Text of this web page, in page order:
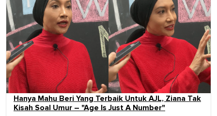
Hanya Mahu Beri Yang Terbaik Untuk AJL, Ziana Tak
Kisah Soal Umur – "Age Is Just A Number"